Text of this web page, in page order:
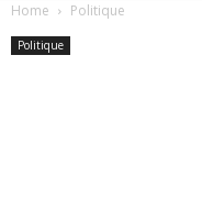
Home Politique
Politique